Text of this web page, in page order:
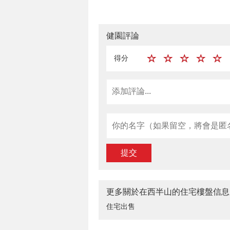
健園評論
得分
提交
更多關於在西半山的住宅樓盤信息
住宅出售